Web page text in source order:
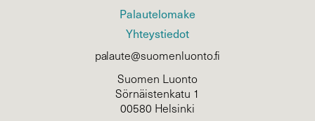
Palautelomake
Yhteystiedot
palaute@suomenluonto.fi
Suomen Luonto
Sörnäistenkatu 1
00580 Helsinki